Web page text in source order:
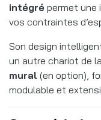
intégré permet une
vos contraintes
Son design
un autre chariot de
mural (en option),
modulable et